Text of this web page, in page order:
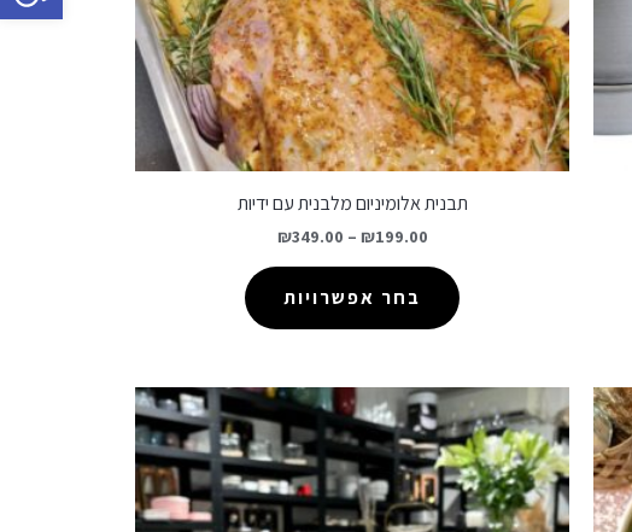
תבנית אלומיניום מלבנית עם ידיות
₪199.00
–
₪349.00
בחר אפשרויות